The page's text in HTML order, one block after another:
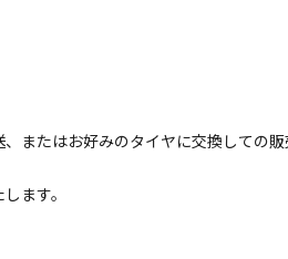
またはお好みのタイヤに交換しての販
ます。